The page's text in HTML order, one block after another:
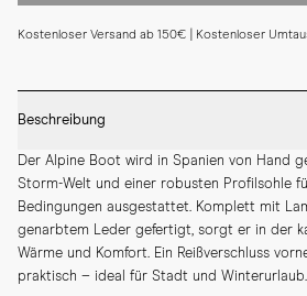
Kostenloser Versand ab 150€ | Kostenloser
Beschreibung
Der Alpine Boot wird in Spanien von Hand
Storm-Welt und einer robusten Profilsohle
Bedingungen ausgestattet. Komplett mit
genarbtem Leder gefertigt, sorgt er in der
Wärme und Komfort. Ein Reißverschluss
praktisch – ideal für Stadt und Winterurlaub.